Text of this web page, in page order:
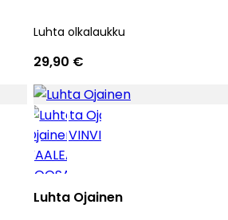
Luhta olkalaukku
29,90 €
Luhta Ojainen